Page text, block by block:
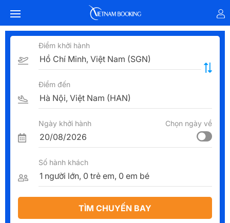
Điểm khởi hành
Điểm đến
Ngày khởi hành Chọn ngày về
Số hành khách
TÌM CHUYẾN BAY